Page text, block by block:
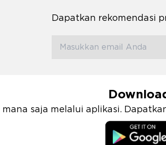
Dapatkan rekomendasi
mana saja melalui aplikasi.